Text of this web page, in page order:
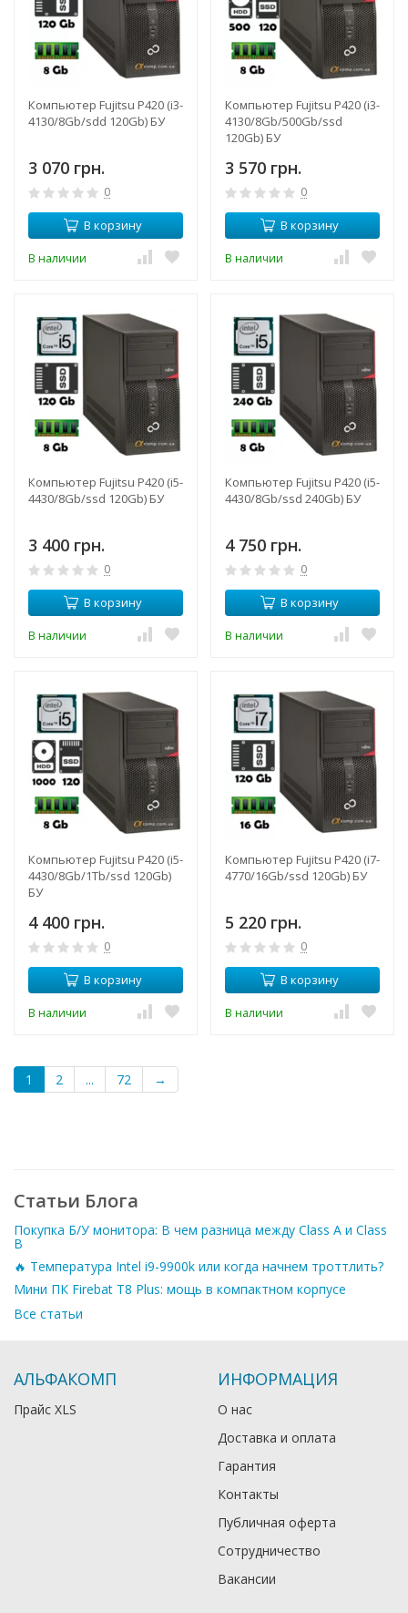
Компьютер Fujitsu P420 (i3-
4130/8Gb/sdd 120Gb) БУ
3 070 грн.
0
В корзину
В наличии
Компьютер Fujitsu P420 (i3-
4130/8Gb/500Gb/ssd
120Gb) БУ
3 570 грн.
0
В корзину
В наличии
Компьютер Fujitsu P420 (i5-
4430/8Gb/ssd 120Gb) БУ
3 400 грн.
0
В корзину
В наличии
Компьютер Fujitsu P420 (i5-
4430/8Gb/ssd 240Gb) БУ
4 750 грн.
0
В корзину
В наличии
Компьютер Fujitsu P420 (i5-
4430/8Gb/1Tb/ssd 120Gb)
БУ
4 400 грн.
0
В корзину
В наличии
Компьютер Fujitsu P420 (i7-
4770/16Gb/ssd 120Gb) БУ
5 220 грн.
0
В корзину
В наличии
1 2 ... 72 →
Статьи Блога
Покупка Б/У монитора: В чем разница между Class A и Class
B
🔥 Температура Intel i9-9900k или когда начнем троттлить?
Мини ПК Firebat T8 Plus: мощь в компактном корпусе
Все статьи
АЛЬФАКОМП
Прайс XLS
ИНФОРМАЦИЯ
О нас
Доставка и оплата
Гарантия
Контакты
Публичная оферта
Сотрудничество
Вакансии